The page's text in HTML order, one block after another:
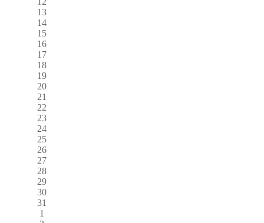
13
14
15
16
17
18
19
20
21
22
23
24
25
26
27
28
29
30
31
1